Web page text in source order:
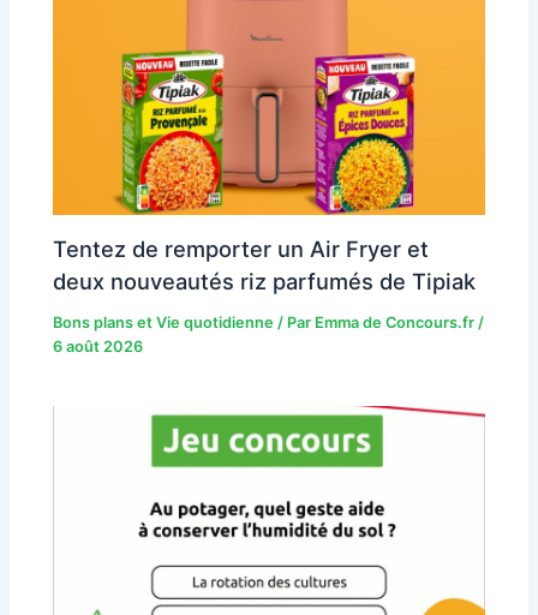
Tentez de remporter un Air Fryer et
deux nouveautés riz parfumés de Tipiak
Bons plans et Vie quotidienne / Par Emma de Concours.fr /
6 août 2026